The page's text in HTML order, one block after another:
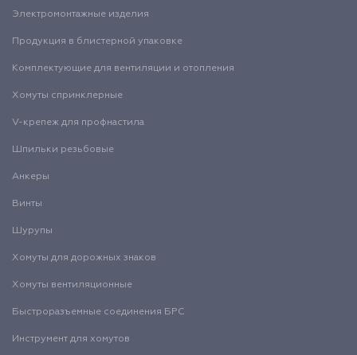
Электромонтажные изделия
Продукция в блистерной упаковке
Комплектующие для вентиляции и отопления
Хомуты спринклерные
V-крепеж для профнастила
Шпильки резьбовые
Анкеры
Винты
Шурупы
Хомуты для дорожных знаков
Хомуты вентиляционные
Быстроразъемные соединения БРС
Инструмент для хомутов